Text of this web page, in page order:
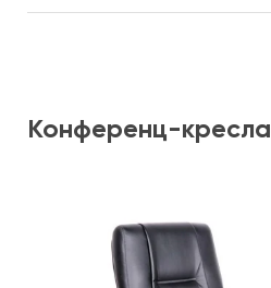
Конференц-кресла